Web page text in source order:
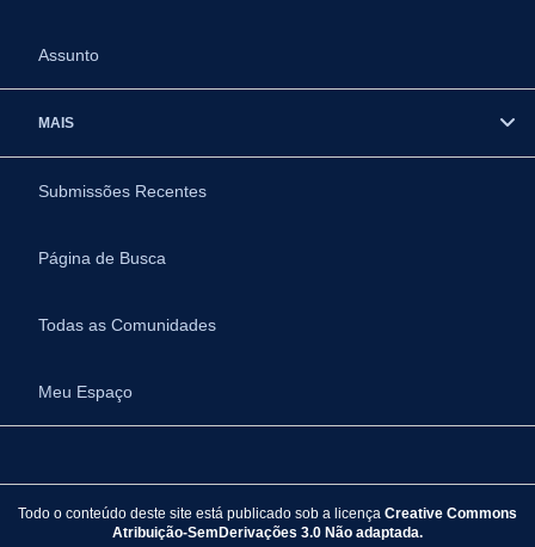
Assunto
MAIS
Submissões Recentes
Página de Busca
Todas as Comunidades
Meu Espaço
Todo o conteúdo deste site está publicado sob a licença Creative Commons
Atribuição-SemDerivações 3.0 Não adaptada.